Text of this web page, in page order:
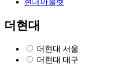
현대아울렛
더현대
더현대 서울
더현대 대구